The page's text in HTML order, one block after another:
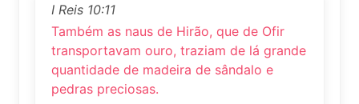
I Reis 10:11
Também as naus de Hirão, que de Ofir
transportavam ouro, traziam de lá grande
quantidade de madeira de sândalo e
pedras preciosas.